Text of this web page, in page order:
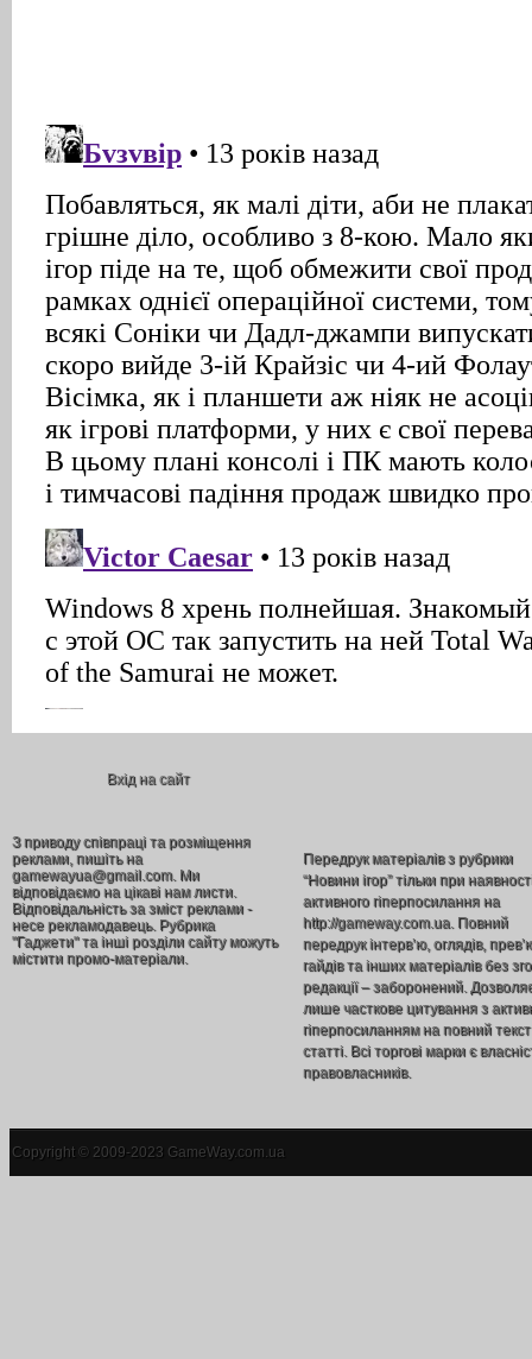
Вхід на сайт
З приводу співпраці та розміщення
реклами, пишіть на
gamewayua@gmail.com. Ми
відповідаємо на цікаві нам листи.
Відповідальність за зміст реклами -
несе рекламодавець. Рубрика
"Гаджети" та інші розділи сайту можуть
містити промо-матеріали.
Передрук матеріалів з рубрики
“Новини ігор” тільки при
активного гіперпосилання на
http://gameway.com.ua. Повний
передрук інтерв’ю, оглядів,
гайдів та інших матеріалів без
редакції – заборонений.
лише часткове цитування з
гіперпосиланням на повний текст
статті. Всі торгові марки є
правовласників.
Copyright © 2009-2023 GameWay.com.ua